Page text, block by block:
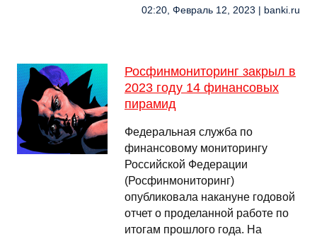
02:20, Февраль 12, 2023 | banki.ru
Росфинмониторинг закрыл в
2023 году 14 финансовых
пирамид
Федеральная служба по
финансовому мониторингу
Российской Федерации
(Росфинмониторинг)
опубликовала накануне годовой
отчет о проделанной работе по
итогам прошлого года. На